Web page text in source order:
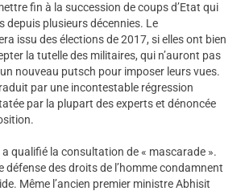
fin à la succession de coups d’Etat qui
depuis plusieurs décennies. Le
issu des élections de 2017, si elles ont bien
la tutelle des militaires, qui n’auront pas
nouveau putsch pour imposer leurs vues.
par une incontestable régression
par la plupart des experts et dénoncée
qualifié la consultation de « mascarade ».
défense des droits de l’homme condamnent
Même l’ancien premier ministre Abhisit